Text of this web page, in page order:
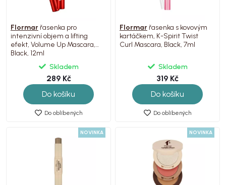
Flormarřasenka pro
intenzivní objem a lifting
efekt, Volume Up Mascara,
Black, 12ml
Skladem
289 Kč
Do košíku
Do oblíbených
Flormarřasenka s kovovým
kartáčkem, K-Spirit Twist
Curl Mascara, Black, 7ml
Skladem
319 Kč
Do košíku
Do oblíbených
NOVINKA NOVINKA